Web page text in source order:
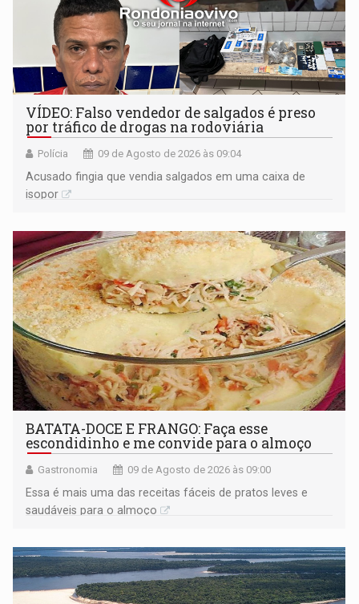
VÍDEO: Falso vendedor de salgados é preso
por tráfico de drogas na rodoviária
Polícia 09 de Agosto de 2026 às 09:04
Acusado fingia que vendia salgados em uma caixa de
isopor
BATATA-DOCE E FRANGO: Faça esse
escondidinho e me convide para o almoço
Gastronomia 09 de Agosto de 2026 às 09:00
Essa é mais uma das receitas fáceis de pratos leves e
saudáveis para o almoço